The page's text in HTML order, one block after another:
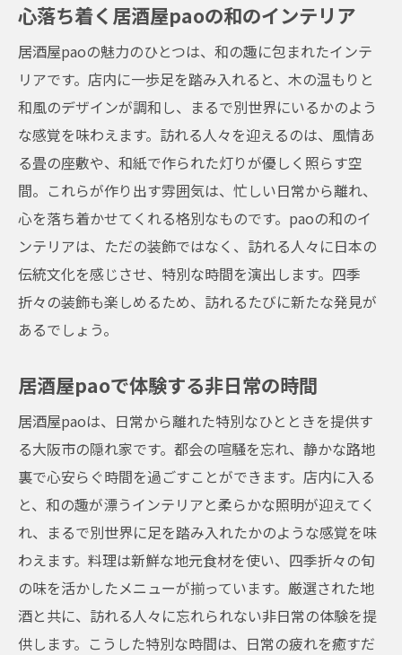
心落ち着く居酒屋paoの和のインテリア
居酒屋paoの魅力のひとつは、和の趣に包まれたインテ
リアです。店内に一歩足を踏み入れると、木の温もりと
和風のデザインが調和し、まるで別世界にいるかのよう
な感覚を味わえます。訪れる人々を迎えるのは、風情あ
る畳の座敷や、和紙で作られた灯りが優しく照らす空
間。これらが作り出す雰囲気は、忙しい日常から離れ、
心を落ち着かせてくれる格別なものです。paoの和のイ
ンテリアは、ただの装飾ではなく、訪れる人々に日本の
伝統文化を感じさせ、特別な時間を演出します。四季
折々の装飾も楽しめるため、訪れるたびに新たな発見が
あるでしょう。
居酒屋paoで体験する非日常の時間
居酒屋paoは、日常から離れた特別なひとときを提供す
る大阪市の隠れ家です。都会の喧騒を忘れ、静かな路地
裏で心安らぐ時間を過ごすことができます。店内に入る
と、和の趣が漂うインテリアと柔らかな照明が迎えてく
れ、まるで別世界に足を踏み入れたかのような感覚を味
わえます。料理は新鮮な地元食材を使い、四季折々の旬
の味を活かしたメニューが揃っています。厳選された地
酒と共に、訪れる人々に忘れられない非日常の体験を提
供します。こうした特別な時間は、日常の疲れを癒すだ